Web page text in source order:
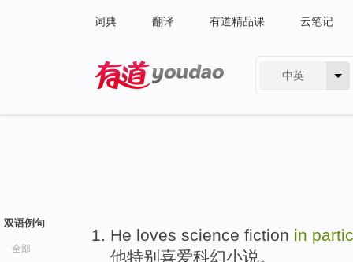
词典 翻译 有道精品课 云笔记
中英
双语例句
全部
He loves science fiction in
他特别 喜爱科幻小说。